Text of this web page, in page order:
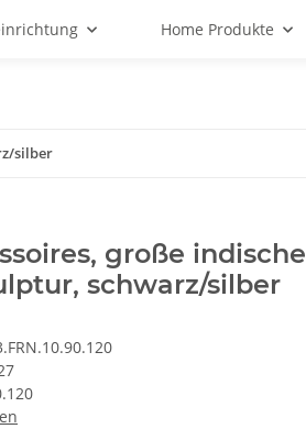
Home Produkte
silber
große indische
schwarz/silber